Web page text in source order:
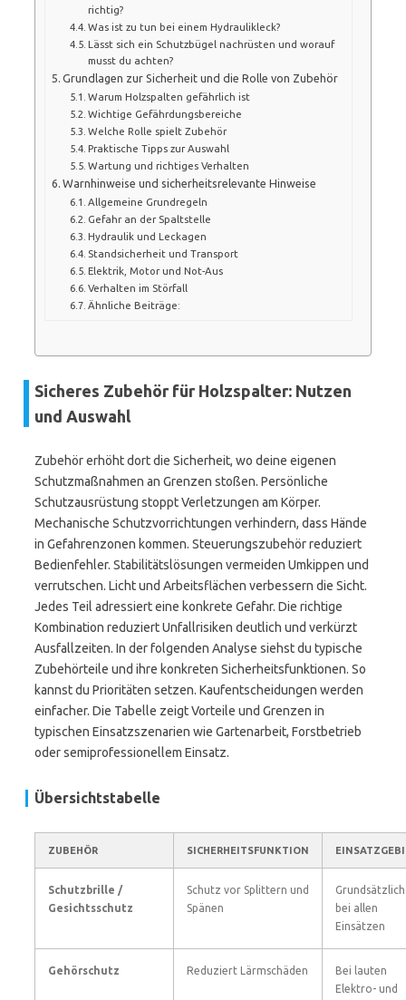
richtig?
Was ist zu tun bei einem Hydraulikleck?
Lässt sich ein Schutzbügel nachrüsten und worauf
musst du achten?
Grundlagen zur Sicherheit und die Rolle von Zubehör
Warum Holzspalten gefährlich ist
Wichtige Gefährdungsbereiche
Welche Rolle spielt Zubehör
Praktische Tipps zur Auswahl
Wartung und richtiges Verhalten
Warnhinweise und sicherheitsrelevante Hinweise
Allgemeine Grundregeln
Gefahr an der Spaltstelle
Hydraulik und Leckagen
Standsicherheit und Transport
Elektrik, Motor und Not-Aus
Verhalten im Störfall
Ähnliche Beiträge:
Sicheres Zubehör für Holzspalter: Nutzen
und Auswahl
Zubehör erhöht dort die Sicherheit, wo deine eigenen
Schutzmaßnahmen an Grenzen stoßen. Persönliche
Schutzausrüstung stoppt Verletzungen am Körper.
Mechanische Schutzvorrichtungen verhindern, dass Hände
in Gefahrenzonen kommen. Steuerungszubehör reduziert
Bedienfehler. Stabilitätslösungen vermeiden Umkippen und
verrutschen. Licht und Arbeitsflächen verbessern die Sicht.
Jedes Teil adressiert eine konkrete Gefahr. Die richtige
Kombination reduziert Unfallrisiken deutlich und verkürzt
Ausfallzeiten. In der folgenden Analyse siehst du typische
Zubehörteile und ihre konkreten Sicherheitsfunktionen. So
kannst du Prioritäten setzen. Kaufentscheidungen werden
einfacher. Die Tabelle zeigt Vorteile und Grenzen in
typischen Einsatzszenarien wie Gartenarbeit, Forstbetrieb
oder semiprofessionellem Einsatz.
Übersichtstabelle
ZUBEHÖR SICHERHEITSFUNKTION
Schutzbrille /
Gesichtsschutz
Schutz vor Splittern und
Spänen
Grundsätzlich
bei allen
Einsätzen
Gehörschutz Reduziert Lärmschäden
Bei lauten
Elektro- und